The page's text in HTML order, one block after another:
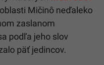
Mičinô neďaleko
zaslanom
podľa jeho slov
päť jedincov.